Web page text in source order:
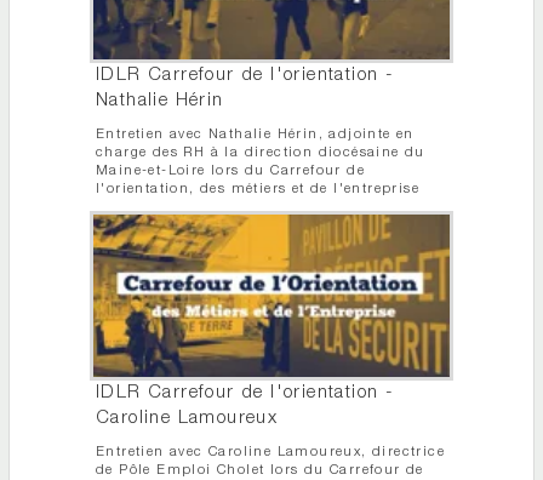
IDLR Carrefour de l'orientation -
Nathalie Hérin
Entretien avec Nathalie Hérin, adjointe en
charge des RH à la direction diocésaine du
Maine-et-Loire lors du Carrefour de
l'orientation, des métiers et de l'entreprise
IDLR Carrefour de l'orientation -
Caroline Lamoureux
Entretien avec Caroline Lamoureux, directrice
de Pôle Emploi Cholet lors du Carrefour de